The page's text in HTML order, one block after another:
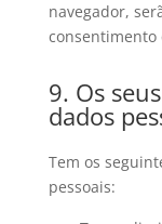
navegador,
consentimento
9. Os
dados
Tem os
pessoais: